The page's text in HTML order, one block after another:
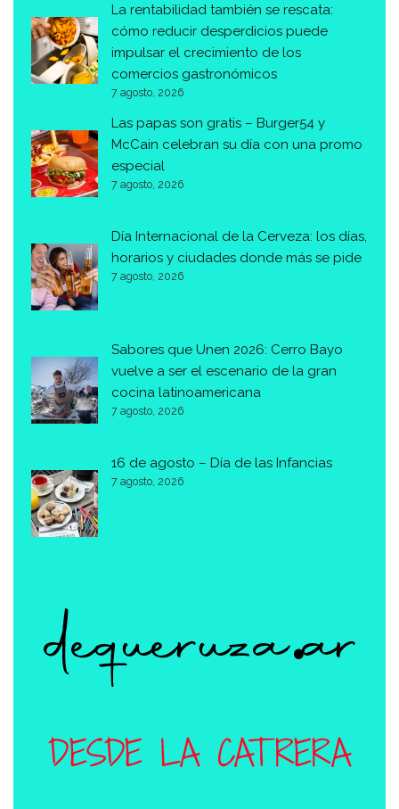
La rentabilidad también se rescata:
cómo reducir desperdicios puede
impulsar el crecimiento de los
comercios gastronómicos
7 agosto, 2026
Las papas son gratis – Burger54 y
McCain celebran su día con una promo
especial
7 agosto, 2026
Día Internacional de la Cerveza: los días,
horarios y ciudades donde más se pide
7 agosto, 2026
Sabores que Unen 2026: Cerro Bayo
vuelve a ser el escenario de la gran
cocina latinoamericana
7 agosto, 2026
16 de agosto – Día de las Infancias
7 agosto, 2026